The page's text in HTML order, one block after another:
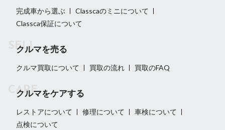
完成車から選ぶ
Classcaのミニについて
Classca保証について
クルマを売る
クルマ買取について 買取の流れ 買取のFAQ
クルマをケアする
レストアについて 修理について
車検について
点検について